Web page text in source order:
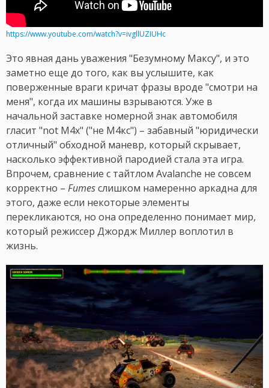
https://www.youtube.com/watch?v=ivgllUZIUHc
Это явная дань уважения "Безумному Максу", и это
заметно еще до того, как вы услышите, как
поверженные враги кричат фразы вроде "смотри на
меня", когда их машины взрываются. Уже в
начальной заставке номерной знак автомобиля
гласит "not M4x" ("не М4кс") – забавный "юридически
отличный" обходной маневр, который скрывает,
насколько эффективной пародией стала эта игра.
Впрочем, сравнение с тайтлом Avalanche не совсем
корректно – Fumesслишком намеренно аркадна для
этого, даже если некоторые элементы
перекликаются, но она определенно понимает мир,
который режиссер Джордж Миллер воплотил в
жизнь.